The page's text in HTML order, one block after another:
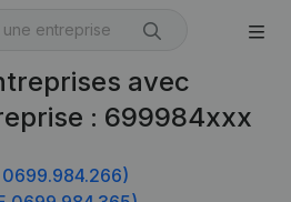
avec
: 699984xxx
0699.984.266)